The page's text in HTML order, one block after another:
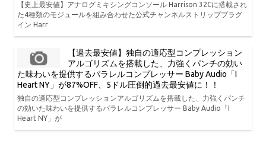
【史上最安値】アナログミキシングコンソール Harrison 32Cに搭載され
た4種類のモジュールを組み合わせた公式チャンネルストリッププラグ
イン Harr
【過去最安値】独自の適応型コンプレッション
アルゴリズムを搭載した、力強くパンチの効い
た味わいを提供するパラレルコンプレッサー Baby Audio「I
Heart NY」が87%OFF、5ドル圧倒的過去最安値に！！
独自の適応型コンプレッションアルゴリズムを搭載した、力強くパンチ
の効いた味わいを提供するパラレルコンプレッサー Baby Audio「I
Heart NY」が